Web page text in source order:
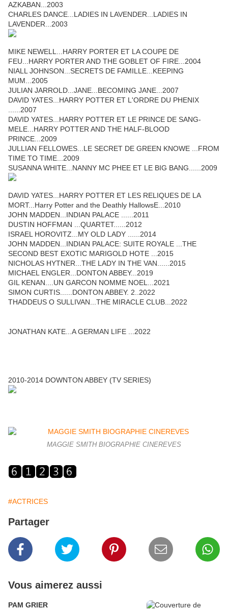
AZKABAN...2003
CHARLES DANCE...LADIES IN LAVENDER...LADIES IN
LAVENDER...2003
MIKE NEWELL...HARRY PORTER ET LA COUPE DE
FEU...HARRY PORTER AND THE GOBLET OF FIRE...2004
NIALL JOHNSON...SECRETS DE FAMILLE...KEEPING
MUM...2005
JULIAN JARROLD...JANE...BECOMING JANE...2007
DAVID YATES...HARRY POTTER ET L'ORDRE DU PHENIX
......2007
DAVID YATES...HARRY POTTER ET LE PRINCE DE SANG-
MELE...HARRY POTTER AND THE HALF-BLOOD
PRINCE...2009
JULLIAN FELLOWES...LE SECRET DE GREEN KNOWE ...FROM
TIME TO TIME...2009
SUSANNA WHITE...NANNY MC PHEE ET LE BIG BANG......2009
DAVID YATES...HARRY POTTER ET LES RELIQUES DE LA
MORT...Harry Potter and the Deathly HallowsE...2010
JOHN MADDEN...INDIAN PALACE ......2011
DUSTIN HOFFMAN ...QUARTET......2012
ISRAEL HOROVITZ...MY OLD LADY ......2014
JOHN MADDEN...INDIAN PALACE: SUITE ROYALE ...THE
SECOND BEST EXOTIC MARIGOLD HOTE ...2015
NICHOLAS HYTNER...THE LADY IN THE VAN......2015
MICHAEL ENGLER...DONTON ABBEY...2019
GIL KENAN....UN GARCON NOMME NOEL...2021
SIMON CURTIS......DONTON ABBEY. 2..2022
THADDEUS O SULLIVAN...THE MIRACLE CLUB...2022
JONATHAN KATE...A GERMAN LIFE ...2022
2010-2014 DOWNTON ABBEY (TV SERIES)
MAGGIE SMITH BIOGRAPHIE CINEREVES
#ACTRICES
Partager
Vous aimerez aussi
PAM GRIER